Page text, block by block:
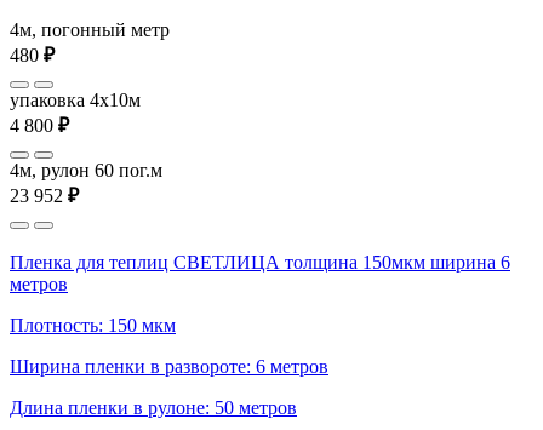
4м, погонный метр
480 ₽
упаковка 4x10м
4 800 ₽
4м, рулон 60 пог.м
23 952 ₽
Пленка для теплиц СВЕТЛИЦА толщина 150мкм ширина 6
метров
Плотность: 150 мкм
Ширина пленки в развороте: 6 метров
Длина пленки в рулоне: 50 метров